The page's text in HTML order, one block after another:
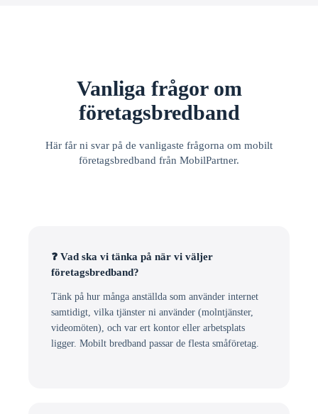
Vanliga frågor om
företagsbredband
Här får ni svar på de vanligaste frågorna om mobilt
företagsbredband från MobilPartner.
❓ Vad ska vi tänka på när vi väljer
företagsbredband?
Tänk på hur många anställda som använder internet
samtidigt, vilka tjänster ni använder (molntjänster,
videomöten), och var ert kontor eller arbetsplats
ligger. Mobilt bredband passar de flesta småföretag.